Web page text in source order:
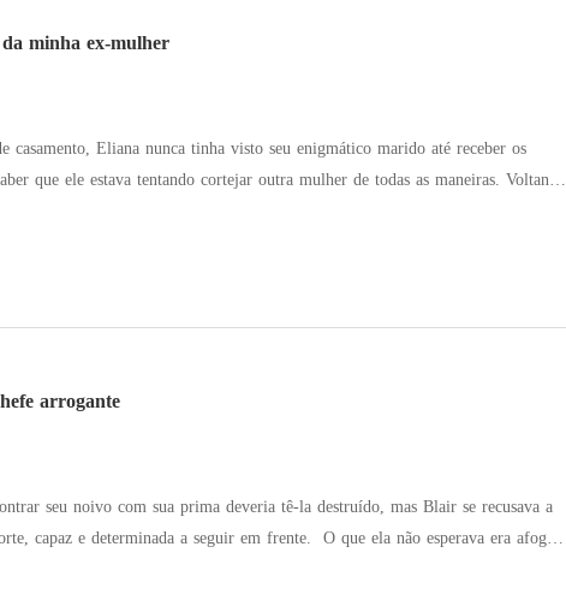
minha ex-mulher
casamento, Eliana nunca tinha visto seu enigmático marido até receber os
que ele estava tentando cortejar outra mulher de todas as maneiras. Voltando
mesmo a minha vida, são seus."
arrogante
seu noivo com sua prima deveria tê-la destruído, mas Blair se recusava a
a seguir em frente. O que ela não esperava era afogar